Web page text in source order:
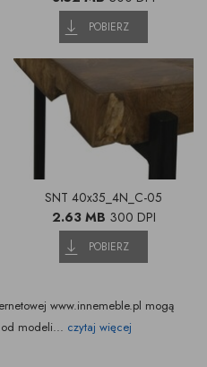
POBIERZ
SNT 40x35_4N_C-05
2.63 MB 300 DPI
POBIERZ
www.innemeble.pl mogą
modeli... czytaj więcej